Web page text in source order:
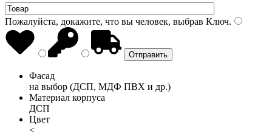
Пожалуйста, докажите, что вы человек, выбрав Ключ.
Фасад
на выбор (ДСП, МДФ ПВХ и др.)
Материал корпуса
ДСП
Цвет
<